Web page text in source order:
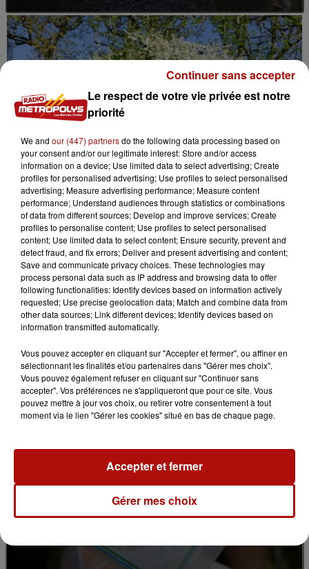
7 août 2026
Le Jardin des plantes veut devenir Jardin
botanique
Le respect de votre vie privée est notre
priorité
We and our (447) partnersdo the following data processing based on
your consent and/or our legitimate interest: Store and/or access
information on a device; Use limited data to select advertising; Create
profiles for personalised advertising; Use profiles to select personalised
advertising; Measure advertising performance; Measure content
performance; Understand audiences through statistics or combinations
of data from different sources; Develop and improve services; Create
profiles to personalise content; Use profiles to select personalised
content; Use limited data to select content; Ensure security, prevent and
detect fraud, and fix errors; Deliver and present advertising and content;
Save and communicate privacy choices. These technologies may
process personal data such as IP address and browsing data to offer
following functionalities: Identify devices based on information actively
requested; Use precise geolocation data; Match and combine data from
other data sources; Link different devices; Identify devices based on
information transmitted automatically.
Vous pouvez accepter en cliquant sur "Accepter et fermer", ou affiner en
sélectionnant les finalités et/ou partenaires dans "Gérer mes choix".
Vous pouvez également refuser en cliquant sur "Continuer sans
accepter". Vos préférences ne s'appliqueront que pour ce site. Vous
pouvez mettre à jour vos choix, ou retirer votre consentement à tout
moment via le lien "Gérer les cookies" situé en bas de chaque page.
Gérer mes choix
Accepter et fermer
Continuer sans accepter